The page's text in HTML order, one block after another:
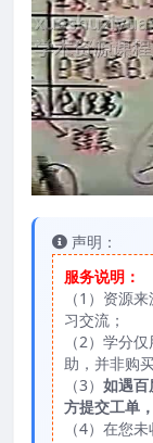
声明：
服务说明：
（1）资源
习交流；
（2）学分
助，并非购
（3） 如遇百
方提交工单
（4）在您